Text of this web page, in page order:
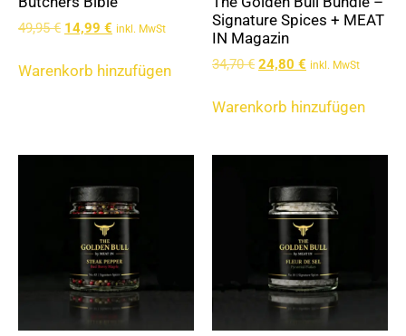
49,95€ 14,99 € inkl. MwSt
Warenkorb hinzufügen
Signature Spices + MEAT
IN Magazin
34,70€ 24,80 € inkl. MwSt
Warenkorb hinzufügen